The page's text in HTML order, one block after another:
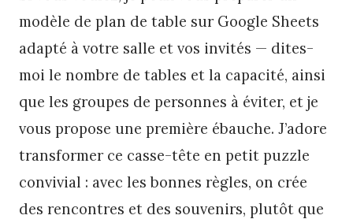
modèle de plan de table sur Google Sheets
adapté à votre salle et vos invités — dites-
moi le nombre de tables et la capacité, ainsi
que les groupes de personnes à éviter, et je
vous propose une première ébauche. J’adore
transformer ce casse-tête en petit puzzle
convivial : avec les bonnes règles, on crée
des rencontres et des souvenirs, plutôt que